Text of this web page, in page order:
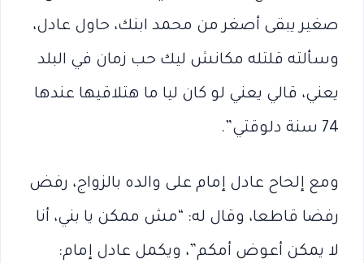
صغير يبقى أصغر من محمد ابنك، حاول عادل،
وسألته قلتله مكانش ليك حب زمان في البلد
يعني، قالي يعني لو كان ليا ما هتلاقيها عندها
74 سنة دلوقتي”.
ومع إلحاح عادل إمام على والده بالزواج، رفض
رفضا قاطعا، وقال له: “مش ممكن يا بني، أنا
لا يمكن أعوض أمكم”، ويكمل عادل إمام: